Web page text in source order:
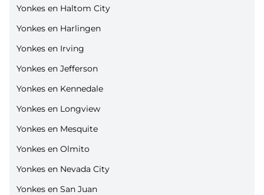
Yonkes en Haltom City
Yonkes en Harlingen
Yonkes en Irving
Yonkes en Jefferson
Yonkes en Kennedale
Yonkes en Longview
Yonkes en Mesquite
Yonkes en Olmito
Yonkes en Nevada City
Yonkes en San Juan